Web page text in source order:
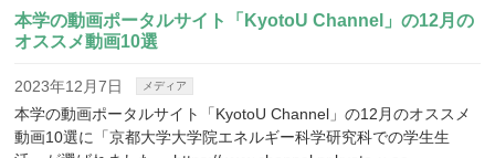
本学の動画ポータルサイト「KyotoU Channel」の12月の
オススメ動画10選
2023年12月7日 メディア
本学の動画ポータルサイト「KyotoU Channel」の12月のオススメ
動画10選に「京都大学大学院エネルギー科学研究科での学生生